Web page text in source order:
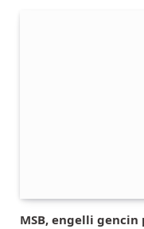
MSB, engelli